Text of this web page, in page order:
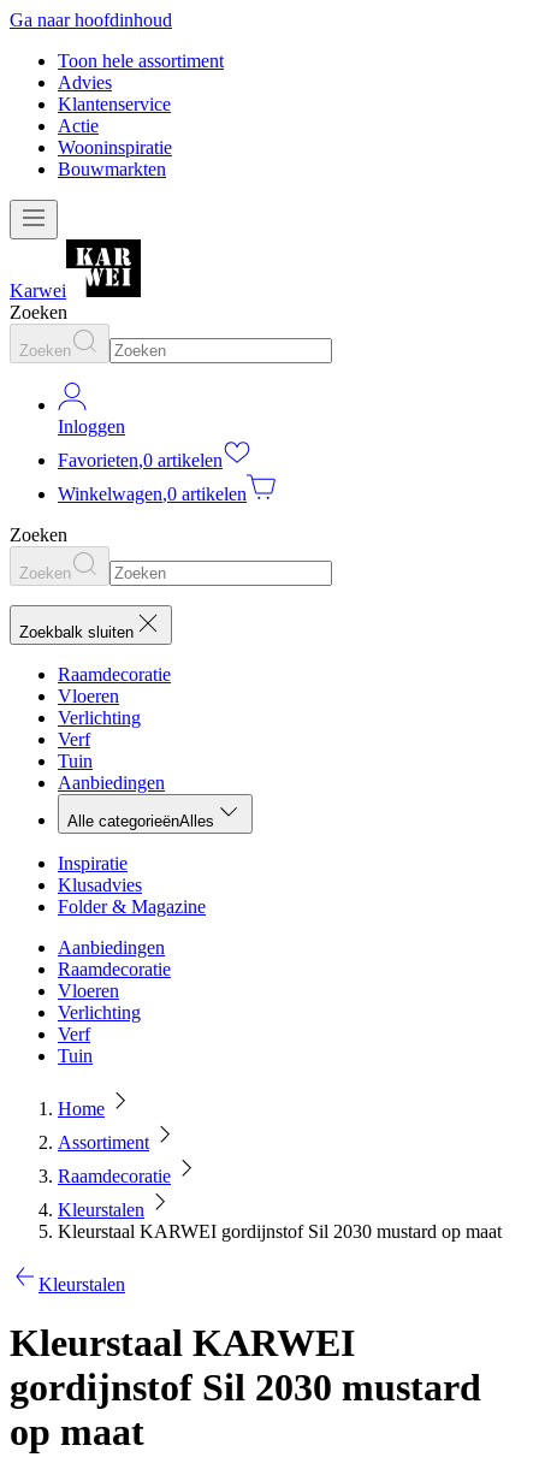
Ga naar hoofdinhoud
Toon hele assortiment
Advies
Klantenservice
Actie
Wooninspiratie
Bouwmarkten
Karwei
Zoeken
Zoeken
Inloggen
Favorieten,0 artikelen
Winkelwagen,0 artikelen
Zoeken
Zoeken
Zoekbalk sluiten
Raamdecoratie
Vloeren
Verlichting
Verf
Tuin
Aanbiedingen
Alle categorieënAlles
Inspiratie
Klusadvies
Folder & Magazine
Aanbiedingen
Raamdecoratie
Vloeren
Verlichting
Verf
Tuin
Home
Assortiment
Raamdecoratie
Kleurstalen
Kleurstaal KARWEI gordijnstof Sil 2030 mustard op maat
Kleurstalen
Kleurstaal KARWEI
gordijnstof Sil 2030 mustard
op maat